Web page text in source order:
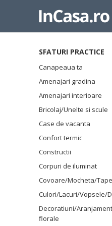
SFATURI PRACTICE
Canapeaua ta
Amenajari gradina
Amenajari interioare
Bricolaj/Unelte si scule
Case de vacanta
Confort termic
Constructii
Corpuri de iluminat
Covoare/Mocheta/
Culori/Lacuri/Vopsele/
Decoratiuni/
florale